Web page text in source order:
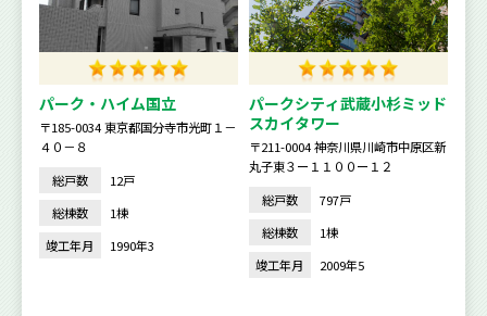
パーク・ハイム国立
〒185-0034 東京都国分寺市光町１－
４０－８
総戸数
12戸
総棟数
1棟
竣工年月
1990年3
パークシティ武蔵小杉ミッド
スカイタワー
〒211-0004 神奈川県川崎市中原区新
丸子東３ー１１００ー１２
総戸数
797戸
総棟数
1棟
竣工年月
2009年5